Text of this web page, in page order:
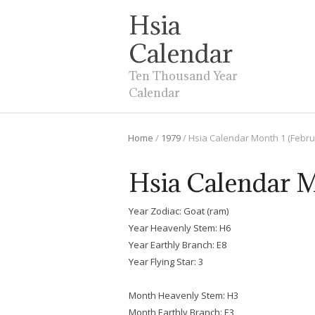
Hsia
Calendar
Ten Thousand Year
Calendar
Home / 1979/ Hsia Calendar Month 1
Hsia Calendar
Year Zodiac: Goat (ram)
Year Heavenly Stem: H6
Year Earthly Branch: E8
Year Flying Star: 3
Month Heavenly Stem: H3
Month Earthly Branch: E3